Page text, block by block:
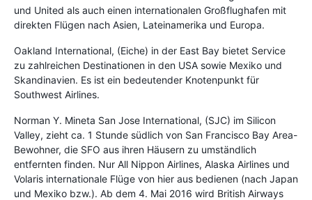
und United als auch einen internationalen Großflughafen mit
direkten Flügen nach Asien, Lateinamerika und Europa.
Oakland International, (Eiche) in der East Bay bietet Service
zu zahlreichen Destinationen in den USA sowie Mexiko und
Skandinavien. Es ist ein bedeutender Knotenpunkt für
Southwest Airlines.
Norman Y. Mineta San Jose International, (SJC) im Silicon
Valley, zieht ca. 1 Stunde südlich von San Francisco Bay Area-
Bewohner, die SFO aus ihren Häusern zu umständlich
entfernten finden. Nur All Nippon Airlines, Alaska Airlines und
Volaris internationale Flüge von hier aus bedienen (nach Japan
und Mexiko bzw.). Ab dem 4. Mai 2016 wird British Airways